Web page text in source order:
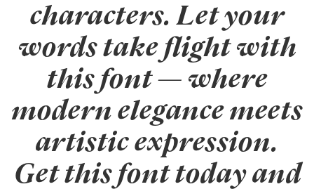
characters. Let your
words take flight with
this font — where
modern elegance meets
artistic expression.
Get this font today and